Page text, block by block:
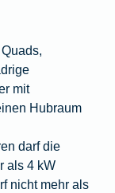
mit
Hubraum
darf die
als 4 kW
nicht mehr als